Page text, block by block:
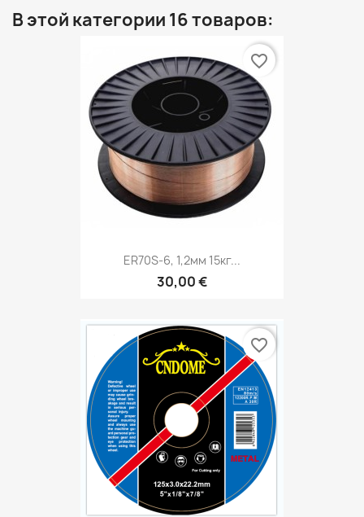
В этой категории 16 товаров:
ER70S-6, 1,2мм 15кг...
30,00 €
favorite_border
favorite_border